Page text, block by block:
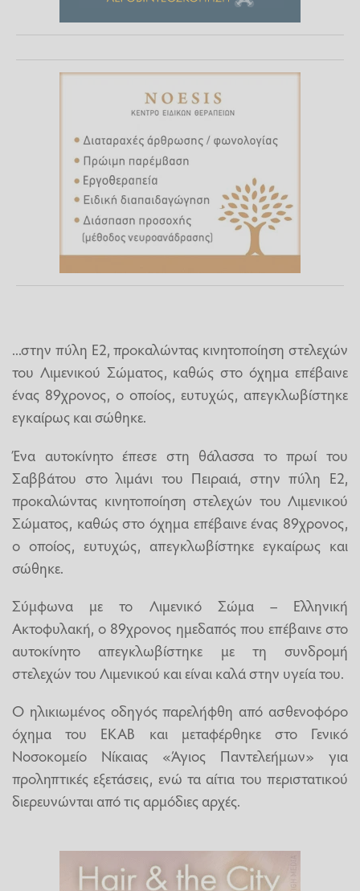
...στην πύλη Ε2, προκαλώντας κινητοποίηση στελεχών
του Λιμενικού Σώματος, καθώς στο όχημα επέβαινε
ένας 89χρονος, ο οποίος, ευτυχώς, απεγκλωβίστηκε
εγκαίρως και σώθηκε.
Ένα αυτοκίνητο έπεσε στη θάλασσα το πρωί του
Σαββάτου στο λιμάνι του Πειραιά, στην πύλη Ε2,
προκαλώντας κινητοποίηση στελεχών του Λιμενικού
Σώματος, καθώς στο όχημα επέβαινε ένας 89χρονος,
ο οποίος, ευτυχώς, απεγκλωβίστηκε εγκαίρως και
σώθηκε.
Σύμφωνα με το Λιμενικό Σώμα – Ελληνική
Ακτοφυλακή, ο 89χρονος ημεδαπός που επέβαινε στο
αυτοκίνητο απεγκλωβίστηκε με τη συνδρομή
στελεχών του Λιμενικού και είναι καλά στην υγεία του.
Ο ηλικιωμένος οδηγός παρελήφθη από ασθενοφόρο
όχημα του ΕΚΑΒ και μεταφέρθηκε στο Γενικό
Νοσοκομείο Νίκαιας «Άγιος Παντελεήμων» για
προληπτικές εξετάσεις, ενώ τα αίτια του περιστατικού
διερευνώνται από τις αρμόδιες αρχές.